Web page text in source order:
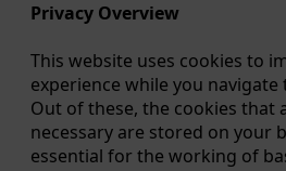
Privacy Overview
This website uses cookies to
experience while you
Out of these, the cookies that
necessary are stored on your
essential for the working of